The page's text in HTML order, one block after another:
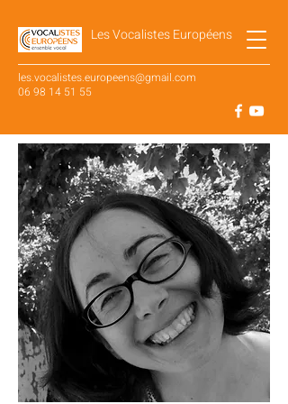
Les Vocalistes Européens
les.vocalistes.europeens@gmail.com
06 98 14 51 55
SUIVEZ NOTRE ACTUALITÉ SUR